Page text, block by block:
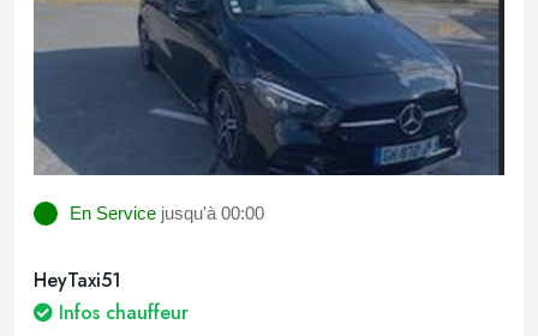
En Service jusqu'à 00:00
HeyTaxi51
Infos chauffeur